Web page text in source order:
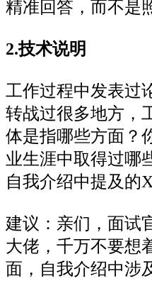
精准回答，而不是
2.技术说明
工作过程中发表过
转战过很多地方，
体是指哪些方面？
业生涯中取得过哪
自我介绍中提及
建议：亲们，面试
大佬，千万不要想
面，自我介绍中涉